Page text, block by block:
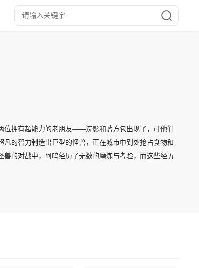
位拥有超能力的老朋友——浣影和蓝方包出现了，可他们
的智力制造出巨型的怪兽，正在城市中到处抢占食物和
的对战中，阿呜经历了无数的磨炼与考验，而这些经历